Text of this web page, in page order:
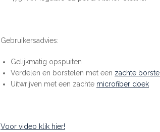
Gebruikersadvies:
Gelijkmatig opspuiten
Verdelen en borstelen met een zachte borstel
Uitwrijven met een zachte microfiber doek
Voor video klik hier!